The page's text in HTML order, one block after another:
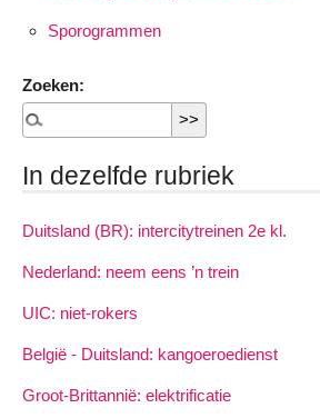
Sporogrammen
Zoeken:
In dezelfde rubriek
Duitsland (BR): intercitytreinen 2e kl.
Nederland: neem eens ’n trein
UIC: niet-rokers
België - Duitsland: kangoeroedienst
Groot-Brittannië: elektrificatie